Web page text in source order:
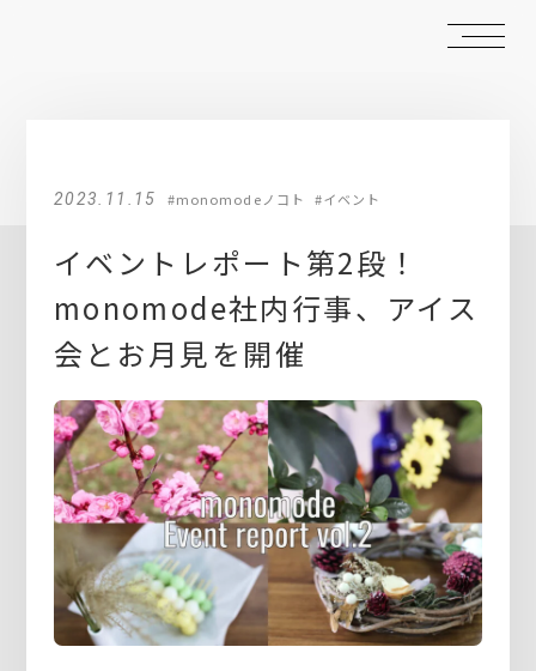
2023.11.15 #monomodeノコト #イベント
イベントレポート第2段！
monomode社内行事、アイス
会とお月見を開催